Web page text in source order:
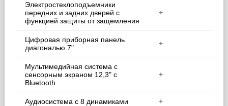
Электростеклоподъемники
передних и задних дверей с
функцией защиты от защемления
+
Цифровая приборная панель
диагональю 7"
+
Мультимедийная система с
сенсорным экраном 12,3" с
Bluetooth
+
Аудиосистема с 8 динамиками +